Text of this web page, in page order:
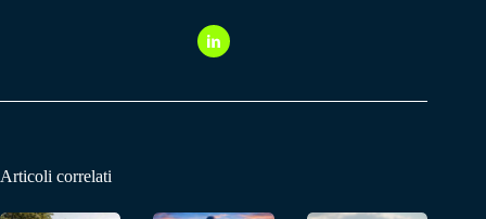
Articoli correlati